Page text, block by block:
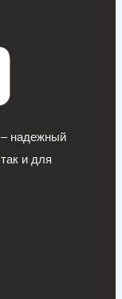
– надежный
и для